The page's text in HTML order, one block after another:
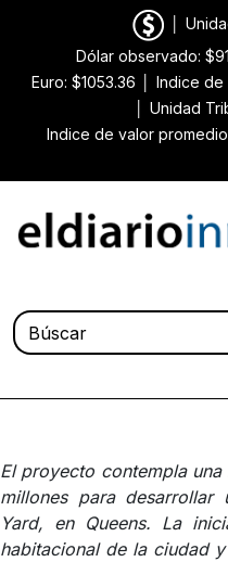
Dólar observado:
Euro: $1053.36
Indice de
Unidad
Indice de valor promedio
El proyecto contempla
millones para desarrollar
Yard, en Queens. La
habitacional de la ciudad